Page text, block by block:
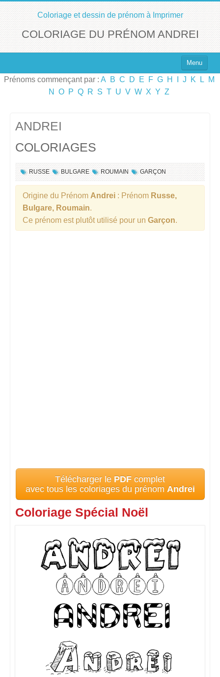
Coloriage et dessin de prénom à Imprimer
COLORIAGE DU PRÉNOM ANDREI
Menu
Top 100 des Prénoms
Prénoms commençant par : A B C D E F G H J K L
M
N
O P Q R S T U V W X Y Z
ANDREI
COLORIAGES
RUSSE BULGARE ROUMAIN GARÇON
Origine du Prénom Andrei : Prénom Russe,
Bulgare, Roumain.
Ce prénom est plutôt utilisé pour un Garçon.
Télécharger le PDF complet
avec tous les coloriages du prénom Andrei
Coloriage Spécial Noël